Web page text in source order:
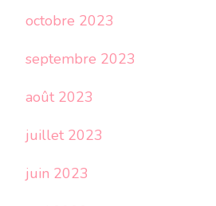
octobre 2023
septembre 2023
août 2023
juillet 2023
juin 2023